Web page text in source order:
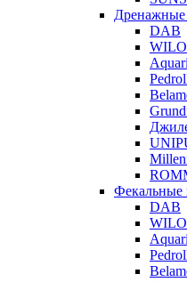
Дренажные
DAB
WILO
Фекальные
DAB
WILO